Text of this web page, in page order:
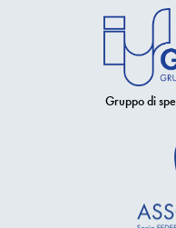
Gruppo di